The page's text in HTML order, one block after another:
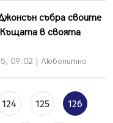
събра своите
в своята
09:02 | Любопитно
124 125 126